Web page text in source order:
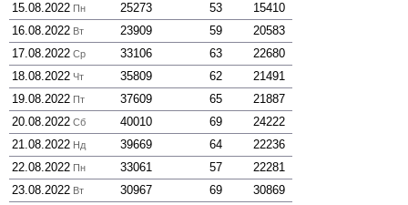
15.08.2022 Пн 25273 53
15410
16.08.2022 Вт 23909 59
20583
17.08.2022 Ср 33106 63
22680
18.08.2022 Чт 35809 62
21491
19.08.2022 Пт 37609 65
21887
20.08.2022 Сб 40010 69
24222
21.08.2022 Нд 39669 64
22236
22.08.2022 Пн 33061 57
22281
23.08.2022 Вт 30967 69
30869